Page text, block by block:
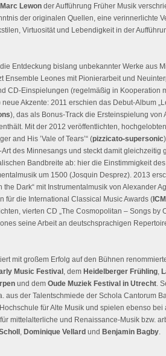
Marc Lewonder Aufführung Früher Musik
der originalen Quellen, eine verinnerlichte
Virtuosität und Lebendigkeit in der
Entdeckung bislang unbekannter Werke aus
Ensemble Leones mit Pionierarbeit und
CD-Einspielungen (regelmäßig in Kooperation
Akzente: 2011 erschien das Debut-Album
), das als Bonus-Track die Ersteinspielung von
Mit der 2012 veröffentlichten,
and His ’Vale of Tears’“ (pizzicato-supersonic
des Minnesangs und steckt damit gleichzeitig
Bandbreite ab: hier die Einstimmigkeit
um 1500 (Josquin Desprez). 2013
the Dark“ mit Instrumentalmusik von Alexander
für die International Classical Music Awards (
vierten CD „The Cosmopolitan – Songs by
seine Arbeit an deutschsprachigen
mit großem Erfolg auf den Bühnen
Music Festival , dem Heidelberger Frühling,
und dem Oude Muziek Festival in Utrecht.
aus der Talentschmiede der Schola Cantorum
für Alte Musik und spielen ebenso bei
mittelalterliche und Renaissance-Musik bzw.
, Dominique Vellard und Benjamin Bagby.